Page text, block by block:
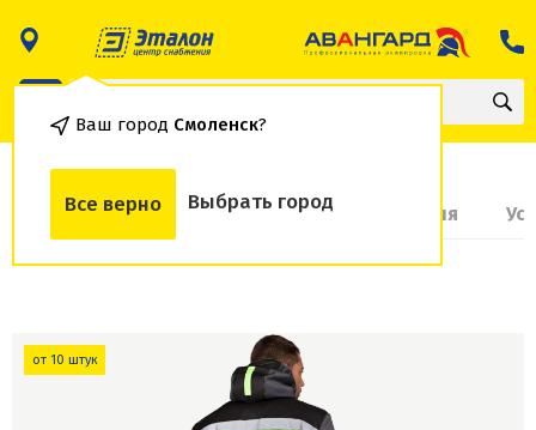
Ваш город Смоленск?
Все верно Выбрать город
О товаре Доставка и оплата Гарантия
от 10 штук